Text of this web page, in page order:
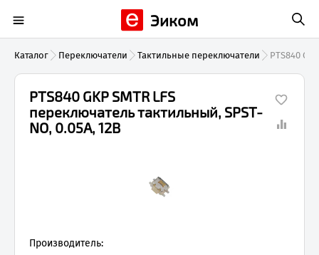
Эиком
Каталог Переключатели Тактильные переключатели PTS840
PTS840 GKP SMTR LFS
переключатель тактильный, SPST-
NO, 0.05А, 12В
Производитель: